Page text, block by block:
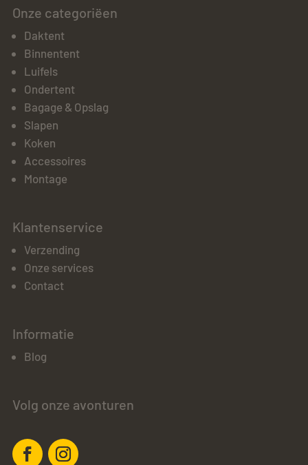
Onze categoriëen
Daktent
Binnentent
Luifels
Ondertent
Bagage & Opslag
Slapen
Koken
Accessoires
Montage
Klantenservice
Verzending
Onze services
Contact
Informatie
Blog
Volg onze avonturen